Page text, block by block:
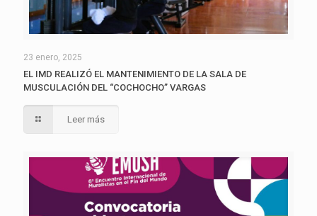
23 enero, 2025
EL IMD REALIZÓ EL MANTENIMIENTO DE LA SALA DE
MUSCULACIÓN DEL “COCHOCHO” VARGAS
Leer más